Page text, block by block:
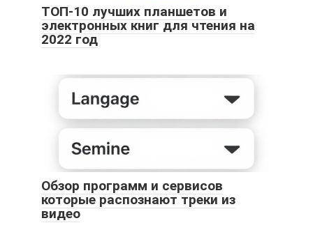
ТОП-10 лучших планшетов и
электронных книг для чтения на
2022 год
Обзор программ и сервисов
которые распознают треки из
видео